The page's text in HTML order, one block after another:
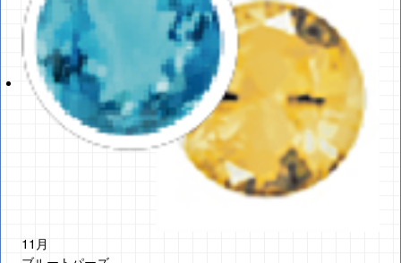
11月